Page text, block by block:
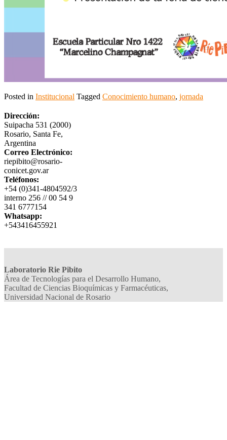
Posted in Institucional Tagged Conocimiento humano, jornada
Dirección:
Suipacha 531 (2000)
Rosario, Santa Fe,
Argentina
Correo Electrónico:
riepibito@rosario-
conicet.gov.ar
Teléfonos:
+54 (0)341-4804592/3
interno 256 // 00 54 9
341 6777154
Whatsapp:
+543416455921
Laboratorio Rie Pibito
Área de Tecnologías para el Desarrollo Humano,
Facultad de Ciencias Bioquímicas y Farmacéuticas,
Universidad Nacional de Rosario